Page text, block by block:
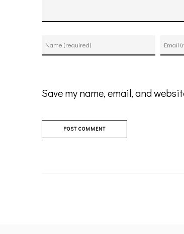
Save my name, email, and